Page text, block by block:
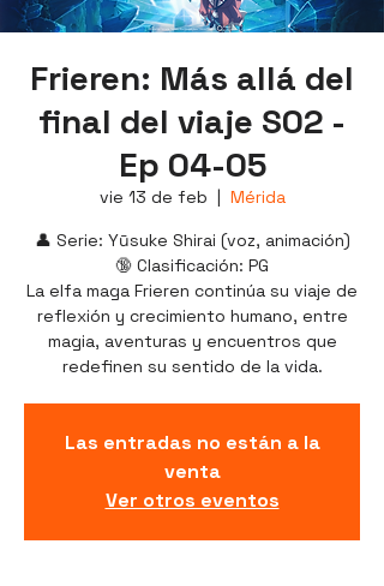
Frieren: Más allá del
final del viaje S02 -
Ep 04-05
vie 13 de feb
  |
Mérida
👤 Serie: Yūsuke Shirai (voz, animación)
🔞 Clasificación: PG
La elfa maga Frieren continúa su viaje de
reflexión y crecimiento humano, entre
magia, aventuras y encuentros que
redefinen su sentido de la vida.
Las entradas no están a la
venta
Ver otros eventos